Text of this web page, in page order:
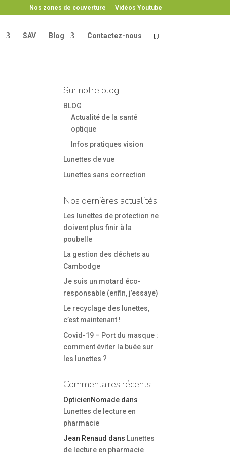
Nos zones de couverture Vidéos Youtube
SAV Blog Contactez-nous
Sur notre blog
BLOG
Actualité de la santé
optique
Infos pratiques vision
Lunettes de vue
Lunettes sans correction
Nos dernières actualités
Les lunettes de protection ne
doivent plus finir à la
poubelle
La gestion des déchets au
Cambodge
Je suis un motard éco-
responsable (enfin, j’essaye)
Le recyclage des lunettes,
c’est maintenant !
Covid-19 – Port du masque :
comment éviter la buée sur
les lunettes ?
Commentaires récents
OpticienNomade dans
Lunettes de lecture en
pharmacie
Jean Renaud dans Lunettes
de lecture en pharmacie